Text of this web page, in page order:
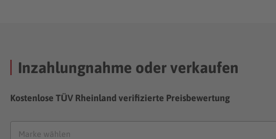
Inzahlungnahme oder verkaufen
Kostenlose TÜV Rheinland verifizierte Preisbewertung